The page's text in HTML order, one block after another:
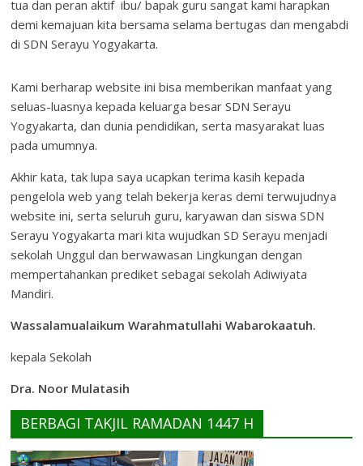
tua dan peran aktif ibu/ bapak guru sangat kami harapkan
demi kemajuan kita bersama selama bertugas dan mengabdi
di SDN Serayu Yogyakarta.
Kami berharap website ini bisa memberikan manfaat yang
seluas-luasnya kepada keluarga besar SDN Serayu
Yogyakarta, dan dunia pendidikan, serta masyarakat luas
pada umumnya.
Akhir kata, tak lupa saya ucapkan terima kasih kepada
pengelola web yang telah bekerja keras demi terwujudnya
website ini, serta seluruh guru, karyawan dan siswa SDN
Serayu Yogyakarta mari kita wujudkan SD Serayu menjadi
sekolah Unggul dan berwawasan Lingkungan dengan
mempertahankan prediket sebagai sekolah Adiwiyata
Mandiri.
Wassalamualaikum Warahmatullahi Wabarokaatuh.
kepala Sekolah
Dra. Noor Mulatasih
BERBAGI TAKJIL RAMADAN 1447 H